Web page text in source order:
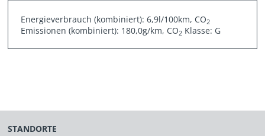
Energieverbrauch (kombiniert): 6,9l/100km, CO2
Emissionen (kombiniert): 180,0g/km, CO2 Klasse: G
STANDORTE